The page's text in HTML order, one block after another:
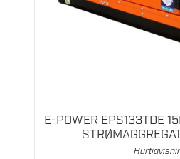
E-POWER EPS133TDE